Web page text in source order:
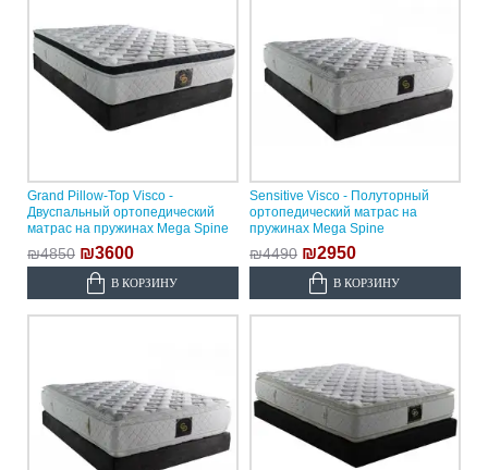
Grand Pillow-Top Visco -
Двуспальный ортопедический
матрас на пружинах Mega Spine
₪4850 ₪3600
В КОРЗИНУ
Sensitive Visco - Полуторный
ортопедический матрас на
пружинах Mega Spine
₪4490 ₪2950
В КОРЗИНУ